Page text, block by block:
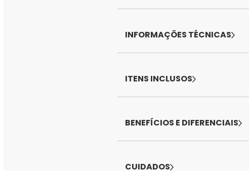
INFORMAÇÕES TÉCNICAS
ITENS INCLUSOS
BENEFÍCIOS E DIFERENCIAIS
CUIDADOS